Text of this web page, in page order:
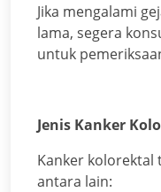
Jika mengalami
lama, segera
untuk
Jenis Kanker
Kanker kolorektal
antara lain: